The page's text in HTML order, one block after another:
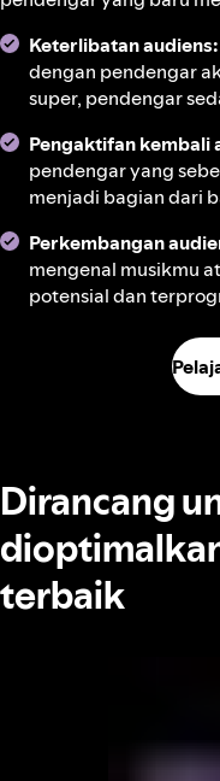
Keterlibatan audiens:
dengan pendengar
super, pendengar
Pengaktifan kembali
pendengar yang
menjadi bagian dari
Perkembangan
mengenal musikmu
potensial dan
Dirancang
terbaik